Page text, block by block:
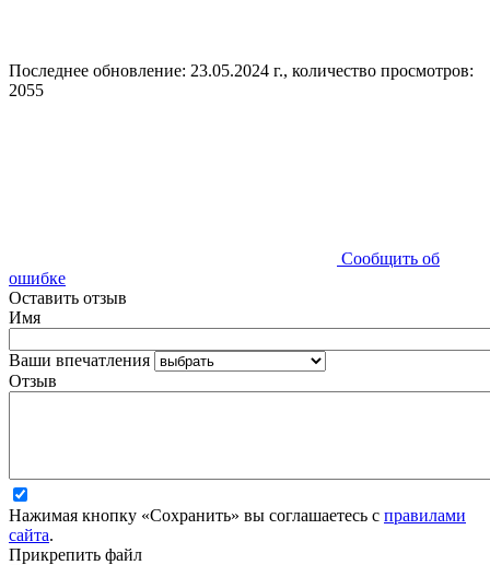
Последнее обновление: 23.05.2024 г., количество просмотров:
2055
Сообщить об
ошибке
Оставить отзыв
Имя
Ваши впечатления
Отзыв
Нажимая кнопку «Сохранить» вы соглашаетесь с правилами
сайта.
Прикрепить файл